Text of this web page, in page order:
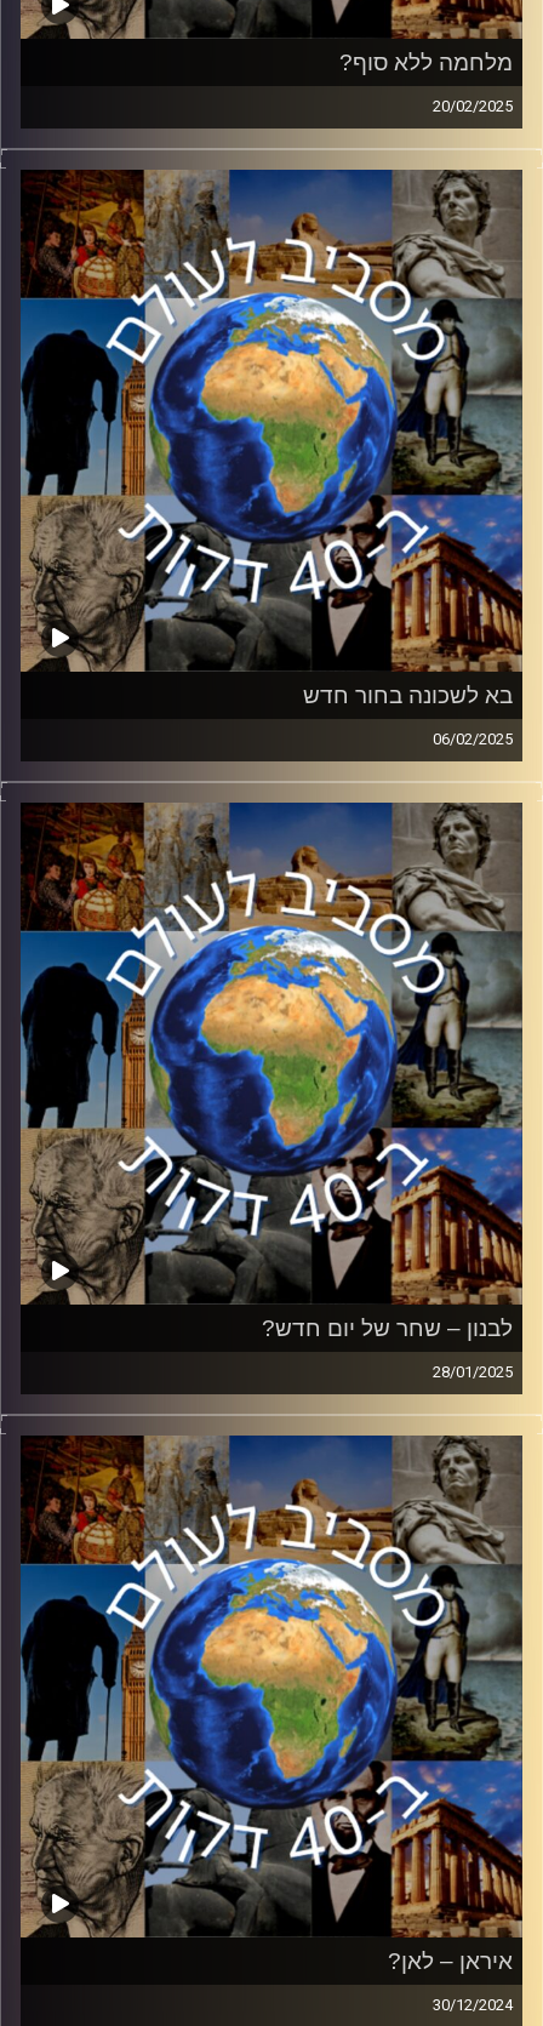
מלחמה ללא סוף?
20/02/2025
השבוע נציין שלוש שנים לפלישתה של רוסיה לאוקראינה
ולפריצת המלחמה הגדולה ביותר באירופה מאז מלחמת העולם
השנייה. לאחר כניסתו מחדש של טראמפ לבית הלבן, נראה כי
המלחמה עולה על מסלול חדש. ראש תחום רוסיה במכון
למחקרי ביטחון לאומי ה INSS ושגריר ישראל לשעבר ברוסיה
ואזרבייג׳ן, ארקדי מילמן, הצטרף אלינו כדי לנסות לענות על
השאלות הרבות בנוגע לעתיד המלחמה
קרדיט תמונות:יוסי מצרי
בא לשכונה בחור חדש
06/02/2025
לאחר שההלם מנפילת משטרו של בשאר אל אסד החל
התפוגג, המצב בסוריה החדשה מתחיל להתבהר לאט לאט.
בפרק זה ד״ר יהודה בלנגה, חוקר במחלקת מזרח תיכון של
אוניברסיטת בר אילן, יסביר על השלכות נפילת משטרו של
בשאר אל אסד ומיהו אחמד א-שרע שהצליח להפיל אותו.
קרדיט תמונות:יוסי מצרי
לבנון – שחר של יום חדש?
28/01/2025
ב-08.10.23 פתח חיזבאללה במערכה כנגד ישראל, כשהוא
מצטרף למתקפת החמאס. מאז זרמו הרבה מים בליטני, ומצבו
של ארגון הטרור בפוליטיקה הלבנונית השתנה לחלוטין. בפרק
זה רועי קייס, ראש תחום ערבים בכאן 11, יסקור את מהלכי
המלחמה, הסכנות וההזדמנויות של ארץ הארזים והמזרח התיכון
בכלל.
קרדיט תמונות: יוסי מצרי
איראן – לאן?
30/12/2024